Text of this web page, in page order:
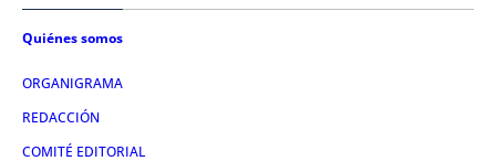
Quiénes somos
ORGANIGRAMA
REDACCIÓN
COMITÉ EDITORIAL